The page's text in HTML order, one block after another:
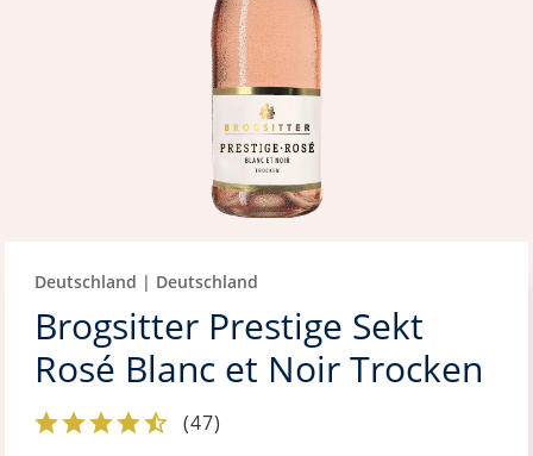
Deutschland | Deutschland
Brogsitter Prestige Sekt
Rosé Blanc et Noir Trocken
(47)